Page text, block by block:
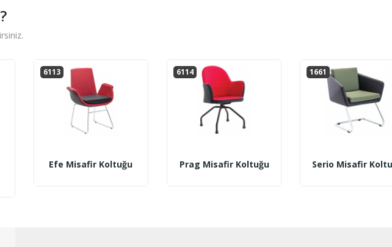
6113
Efe Misafir Koltuğu
6114
Prag Misafir Koltuğu
1661
Serio Misafir